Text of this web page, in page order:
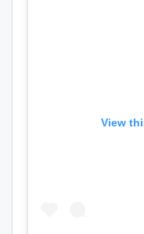
View